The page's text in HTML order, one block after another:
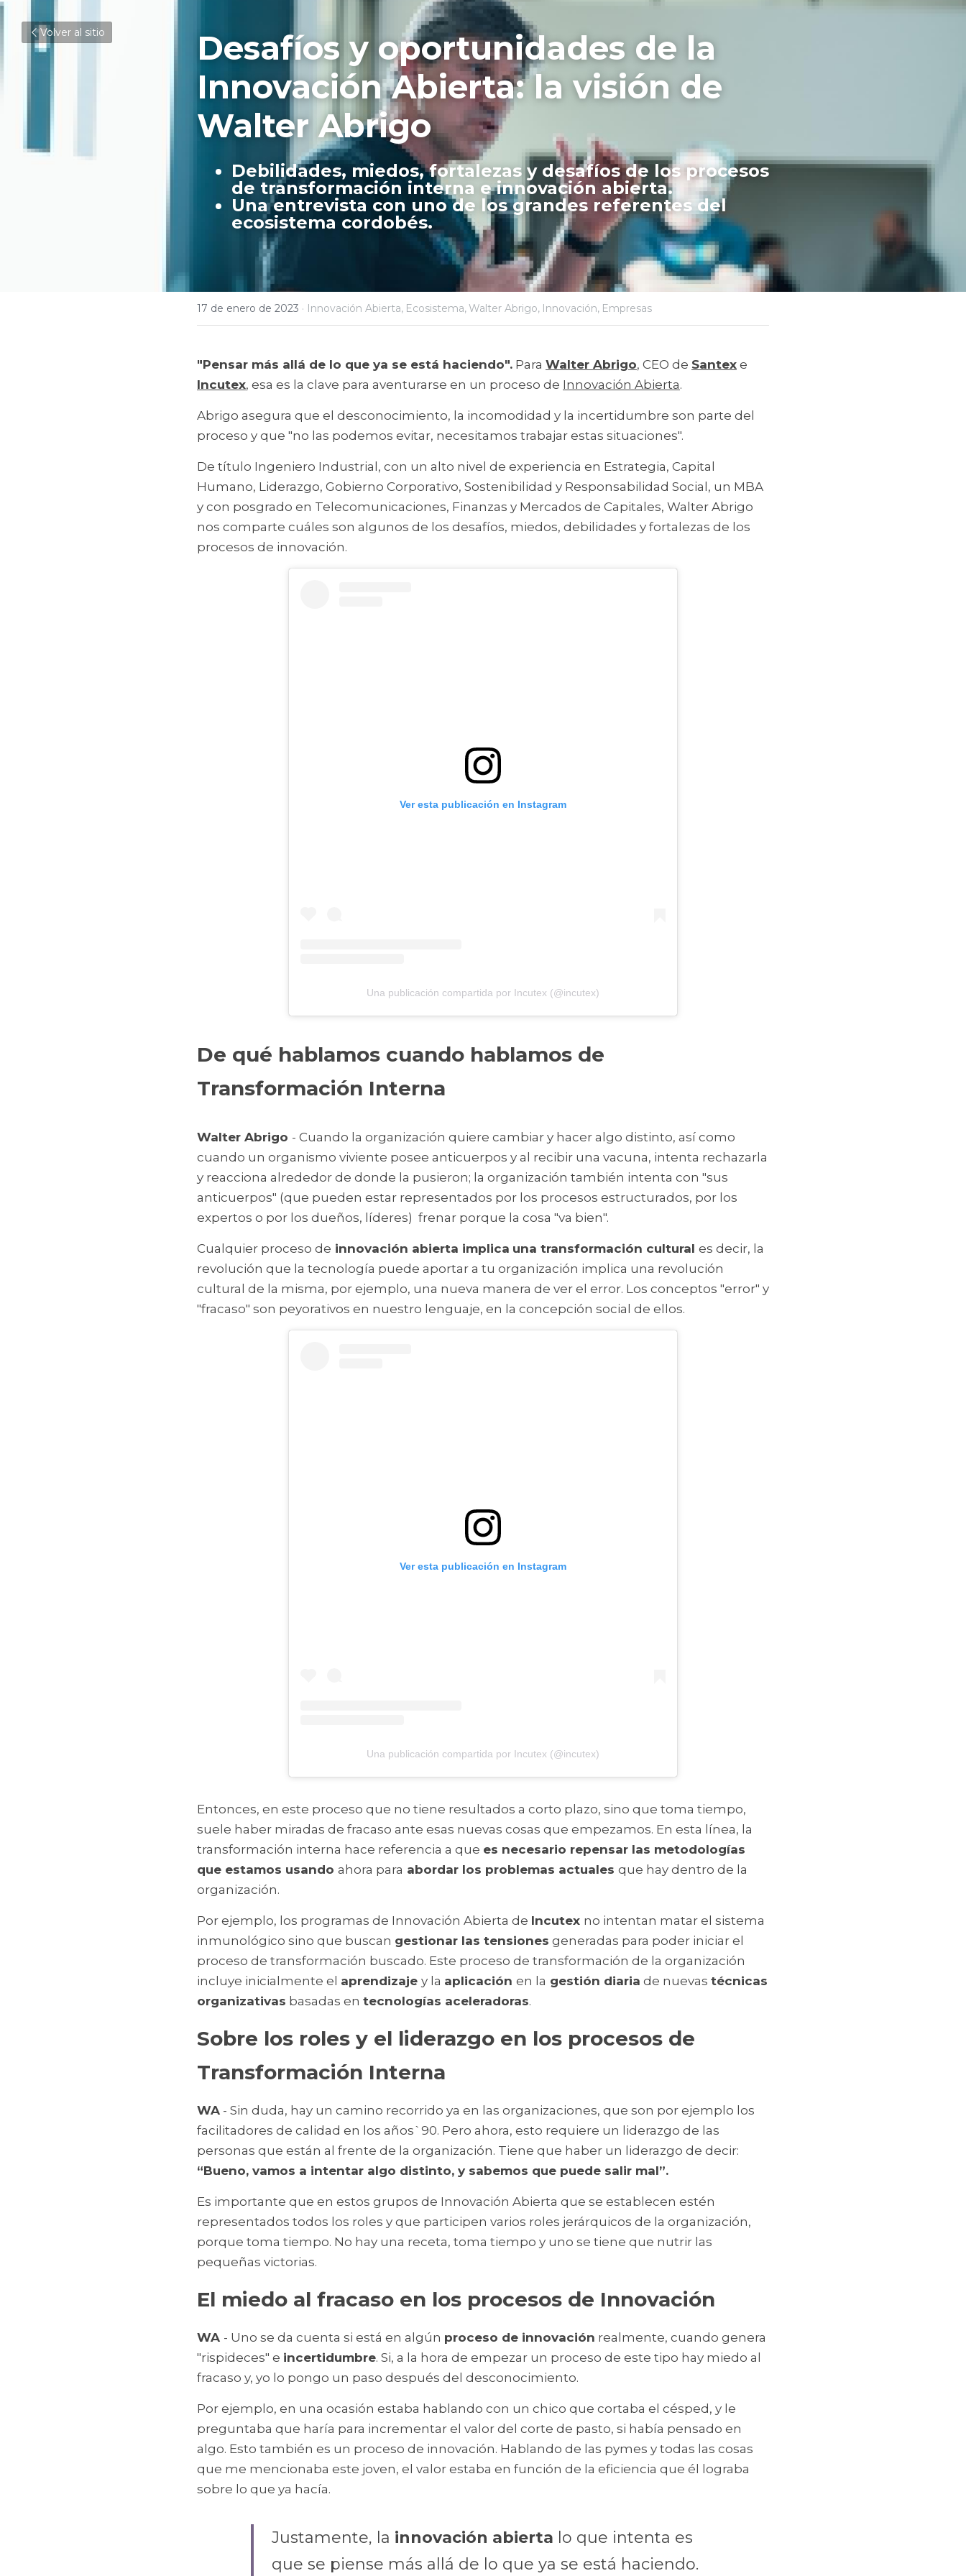
Volver al sitio
Desafíos y oportunidades de la
Innovación Abierta: la visión de
Walter Abrigo
Debilidades, miedos, fortalezas y desafíos de los procesos
de transformación interna e innovación abierta.
Una entrevista con uno de los grandes referentes del
ecosistema cordobés.
17 de enero de 2023 · Innovación Abierta, Ecosistema,Walter Abrigo, Innovación, Empresas
"Pensar más allá de lo que ya se está haciendo". Para Walter Abrigo, CEO de Santex
Incutex, esa es la clave para aventurarse en un proceso de Innovación Abierta.
Abrigo asegura que el desconocimiento, la incomodidad y la incertidumbre son parte del
proceso y que "no las podemos evitar, necesitamos trabajar estas situaciones".
De título Ingeniero Industrial, con un alto nivel de experiencia en Estrategia, Capital
Humano, Liderazgo, Gobierno Corporativo, Sostenibilidad y Responsabilidad Social, un MBA
y con posgrado en Telecomunicaciones, Finanzas y Mercados de Capitales, Walter Abrigo
nos comparte cuáles son algunos de los desafíos, miedos, debilidades y fortalezas de los
procesos de innovación.
Ver esta publicación en Instagram
Una publicación compartida por Incutex (@incutex)
De qué hablamos cuando hablamos de
Transformación Interna
Walter Abrigo - Cuando la organización quiere cambiar y hacer algo distinto, así como
cuando un organismo viviente posee anticuerpos y al recibir una vacuna, intenta rechazarla
y reacciona alrededor de donde la pusieron; la organización también intenta con "sus
anticuerpos" (que pueden estar representados por los procesos estructurados, por los
expertos o por los dueños, líderes)  frenar porque la cosa "va bien".
Cualquier proceso de innovación abierta implica una transformación cultural es decir, la
revolución que la tecnología puede aportar a tu organización implica una revolución
cultural de la misma, por ejemplo, una nueva manera de ver el error. Los conceptos "error" y
"fracaso" son peyorativos en nuestro lenguaje, en la concepción social de ellos.
Ver esta publicación en Instagram
Una publicación compartida por Incutex (@incutex)
Entonces, en este proceso que no tiene resultados a corto plazo, sino que toma tiempo,
suele haber miradas de fracaso ante esas nuevas cosas que empezamos. En esta línea, la
transformación interna hace referencia a que es necesario repensar las metodologías
que estamos usando ahora para abordar los problemas actuales que hay dentro de la
organización.
Por ejemplo, los programas de Innovación Abierta de Incutex no intentan matar el sistema
inmunológico sino que buscan gestionar las tensiones generadas para poder iniciar el
proceso de transformación buscado. Este proceso de transformación de la organización
incluye inicialmente el aprendizaje y la aplicación en la gestión diaria de nuevas técnicas
organizativas basadas en tecnologías aceleradoras.
Sobre los roles y el liderazgo en los procesos de
Transformación Interna
WA - Sin duda, hay un camino recorrido ya en las organizaciones, que son por ejemplo los
facilitadores de calidad en los años`90. Pero ahora, esto requiere un liderazgo de las
“Bueno, vamos a intentar algo distinto, y sabemos que puede salir mal”.
Es importante que en estos grupos de Innovación Abierta que se establecen estén
representados todos los roles y que participen varios roles jerárquicos de la organización,
porque toma tiempo. No hay una receta, toma tiempo y uno se tiene que nutrir las
pequeñas victorias.
El miedo al fracaso en los procesos de Innovación
WA - Uno se da cuenta si está en algún proceso de innovación realmente, cuando genera
"rispideces" e incertidumbre. Si, a la hora de empezar un proceso de este tipo hay miedo al
fracaso y, yo lo pongo un paso después del desconocimiento.
Por ejemplo, en una ocasión estaba hablando con un chico que cortaba el césped, y le
preguntaba que haría para incrementar el valor del corte de pasto, si había pensado en
algo. Esto también es un proceso de innovación. Hablando de las pymes y todas las cosas
que me mencionaba este joven, el valor estaba en función de la eficiencia que él lograba
sobre lo que ya hacía.
Justamente, la innovación abierta lo que intenta es
que se piense más allá de lo que ya se está haciendo.